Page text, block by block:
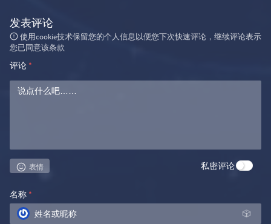
发表评论
使用cookie技术保留您的个人信息以便您下次快速评论，继续评论表示
您已同意该条款
评论 *
表情 私密评论
名称 *
🎲